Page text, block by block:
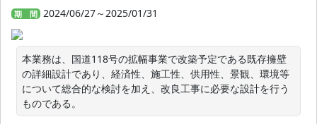
期 間 2024/06/27～2025/01/31
本業務は、国道118号の拡幅事業で改築予定である既存擁壁
の詳細設計であり、経済性、施工性、供用性、景観、環境等
について総合的な検討を加え、改良工事に必要な設計を行う
ものである。